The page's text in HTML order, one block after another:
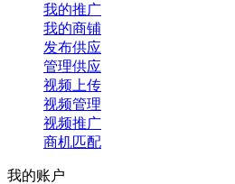
我的推广
我的商铺
发布供应
管理供应
视频上传
视频管理
视频推广
商机匹配
我的账户